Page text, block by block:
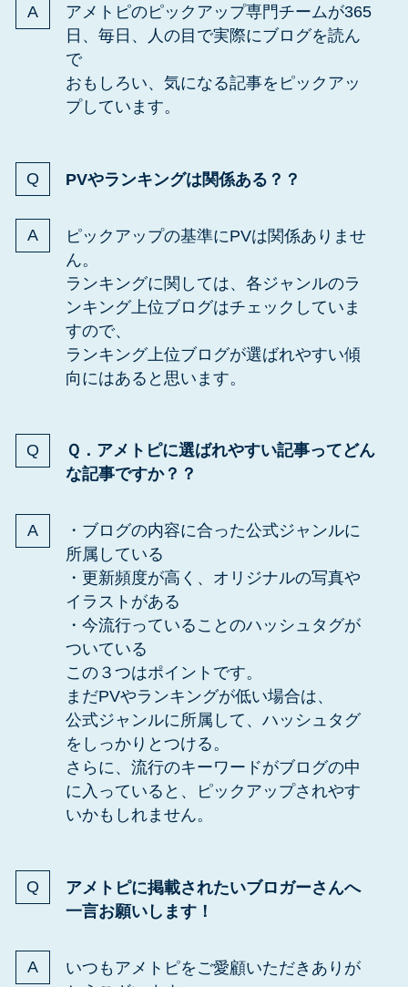
アメトピのピックアップ専門チームが365
日、毎日、人の目で実際にブログを読ん
で
おもしろい、気になる記事をピックアッ
プしています。
PVやランキングは関係ある？？
ピックアップの基準にPVは関係ありませ
ん。
ランキングに関しては、各ジャンルのラ
ンキング上位ブログはチェックしていま
すので、
ランキング上位ブログが選ばれやすい傾
向にはあると思います。
Ｑ．アメトピに選ばれやすい記事ってどん
な記事ですか？？
・ブログの内容に合った公式ジャンルに
所属している
・更新頻度が高く、オリジナルの写真や
イラストがある
・今流行っていることのハッシュタグが
ついている
この３つはポイントです。
まだPVやランキングが低い場合は、
公式ジャンルに所属して、ハッシュタグ
をしっかりとつける。
さらに、流行のキーワードがブログの中
に入っていると、ピックアップされやす
いかもしれません。
アメトピに掲載されたいブロガーさんへ
一言お願いします！
いつもアメトピをご愛顧いただきありが